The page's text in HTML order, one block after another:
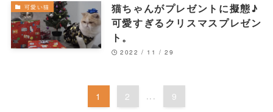
可愛い猫
猫ちゃんがプレゼントに擬態♪
可愛すぎるクリスマスプレゼン
ト。
2022 / 11 / 29
1 2 ... 9